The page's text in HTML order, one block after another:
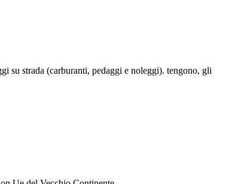
su strada (carburanti, pedaggi e noleggi). tengono, gli